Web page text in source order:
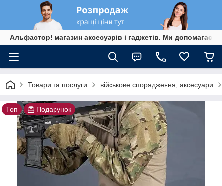
Альфастор! магазин аксесуарів і гаджетів. Ми
Товари та послуги військове спорядження, аксесуари
Топ Подарунок